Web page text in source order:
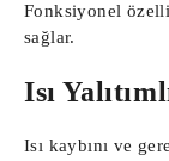
Fonksiyonel
sağlar.
Isı
Isı kaybını ve